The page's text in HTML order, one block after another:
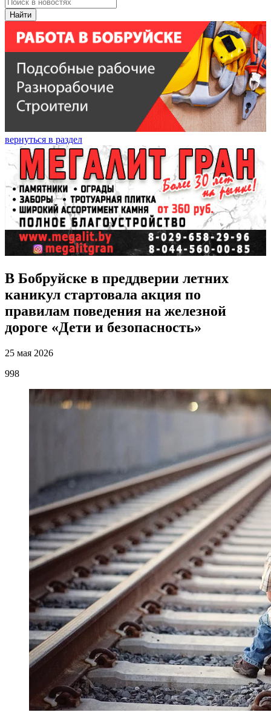
Найти
вернуться в раздел
В Бобруйске в преддверии летних
каникул стартовала акция по
правилам поведения на железной
дороге «Дети и безопасность»
25 мая 2026
998